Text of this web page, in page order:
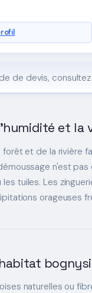
de devis, consultez
et la
et de la rivière
n'est
tuiles. Les
orageuses
naturelles ou